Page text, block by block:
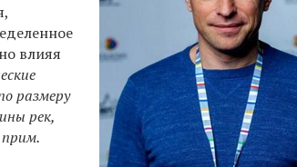
влияя
размеру
рек,